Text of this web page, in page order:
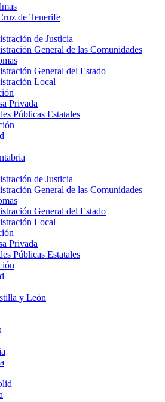
de Tenerife
de Justicia
General de las Comunidades
General del Estado
Local
Privada
Públicas Estatales
de Justicia
General de las Comunidades
General del Estado
Local
Privada
Públicas Estatales
y León